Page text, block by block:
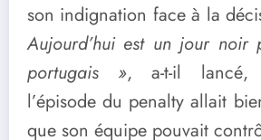
son indignation face à la
Aujourd’hui est un jour noir
portugais », a-t-il lancé,
l’épisode du penalty allait
que son équipe pouvait